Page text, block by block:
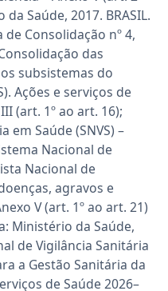
Saúde, 2017. BRASIL.
Consolidação nº 4,
das
subsistemas do
Ações e serviços de
(art. 1º ao art. 16);
em Saúde (SNVS) –
Nacional de
Nacional de
agravos e
V (art. 1º ao art. 21)
Ministério da Saúde,
de Vigilância Sanitária
a Gestão Sanitária da
de Saúde 2026–